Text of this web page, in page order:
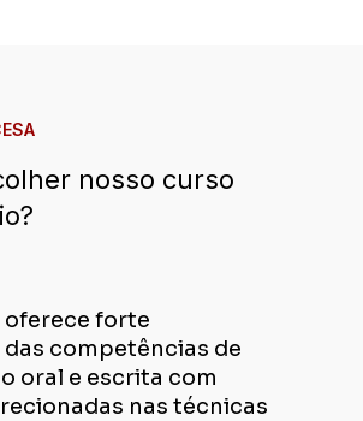
nosso curso
oferece forte
competências de
oral e escrita com
nas técnicas